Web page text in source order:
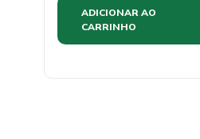
ADICIONAR AO
CARRINHO